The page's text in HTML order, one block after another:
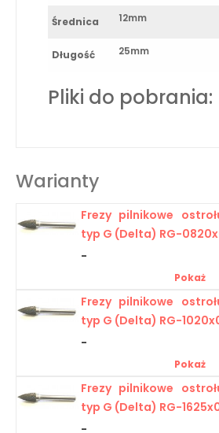
Średnica 12mm
Długość 25mm
Pliki do pobrania:
Warianty
Frezy pilnikowe
typ G (Delta) RG-
-
Pokaż
Frezy pilnikowe
typ G (Delta) RG-
-
Pokaż
Frezy pilnikowe
typ G (Delta) RG-
-